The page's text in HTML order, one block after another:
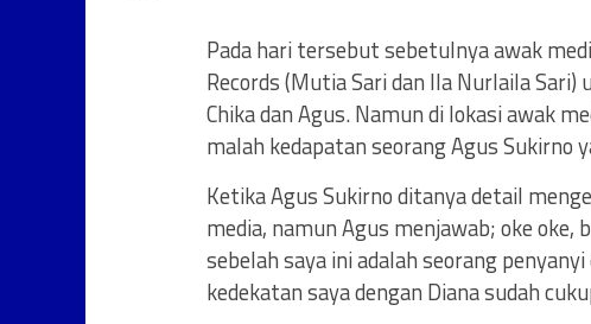
Pada hari tersebut sebetulnya awak
Records (Mutia Sari dan Ila Nurlaila
Chika dan Agus. Namun di lokasi awak
malah kedapatan seorang Agus Sukirno
Ketika Agus Sukirno ditanya detail
media, namun Agus menjawab; oke
sebelah saya ini adalah seorang
kedekatan saya dengan Diana sudah